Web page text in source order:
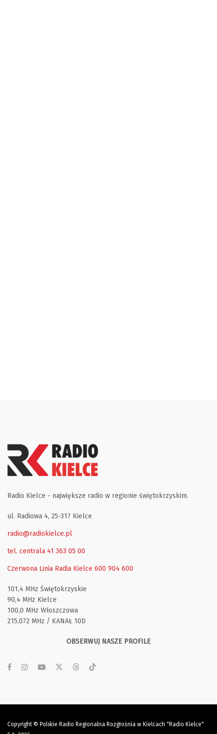
Radio Kielce - największe radio w regionie świętokrzyskim.
ul. Radiowa 4, 25-317 Kielce
radio@radiokielce.pl
tel. centrala 41 363 05 00
Czerwona Linia Radia Kielce 600 904 600
101,4 MHz Świętokrzyskie
90,4 MHz Kielce
100,0 MHz Włoszczowa
215,072 MHz / KANAŁ 10D
OBSERWUJ NASZE PROFILE
Copyright © Polskie Radio Regionalna Rozgłośnia w Kielcach "Radio Kielce"